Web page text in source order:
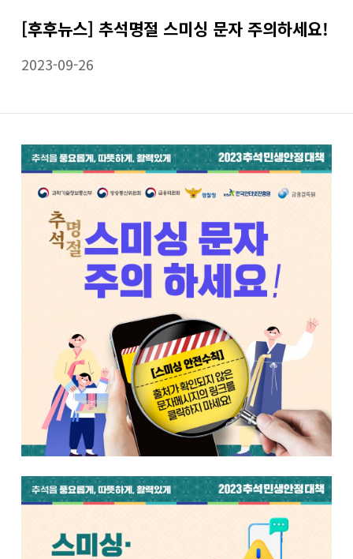
[후후뉴스] 추석명절 스미싱 문자 주의하세요!
2023-09-26